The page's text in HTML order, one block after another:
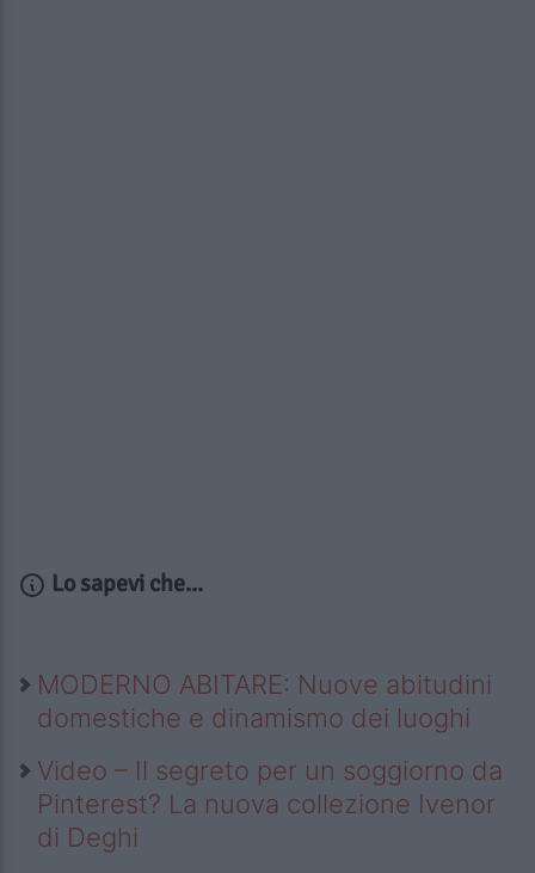
Lo sapevi che...
MODERNO ABITARE: Nuove abitudini
domestiche e dinamismo dei luoghi
Video – Il segreto per un soggiorno da
Pinterest? La nuova collezione Ivenor
di Deghi